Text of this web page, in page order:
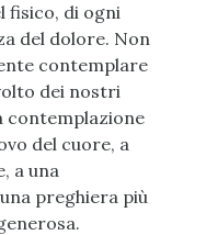
fisico, di ogni
del dolore. Non
contemplare
dei nostri
contemplazione
del cuore, a
a una
preghiera più